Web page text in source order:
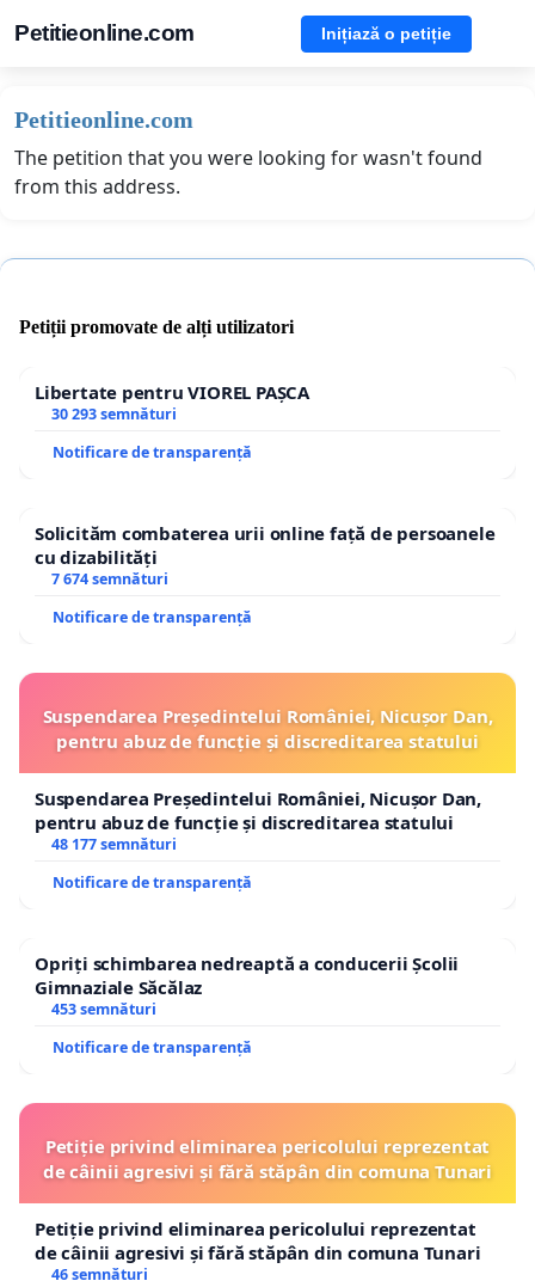
Petitieonline.com Inițiază o petiție
Petitieonline.com
The petition that you were looking for wasn't found
from this address.
Petiții promovate de alți utilizatori
Libertate pentru VIOREL PAȘCA
30 293 semnături
Notificare de transparență
Solicităm combaterea urii online față de persoanele
cu dizabilități
7 674 semnături
Notificare de transparență
Suspendarea Președintelui României, Nicușor Dan,
pentru abuz de funcție și discreditarea statului
Suspendarea Președintelui României, Nicușor Dan,
pentru abuz de funcție și discreditarea statului
48 177 semnături
Notificare de transparență
Opriți schimbarea nedreaptă a conducerii Școlii
Gimnaziale Săcălaz
453 semnături
Notificare de transparență
Petiție privind eliminarea pericolului reprezentat
de câinii agresivi și fără stăpân din comuna Tunari
Petiție privind eliminarea pericolului reprezentat
de câinii agresivi și fără stăpân din comuna Tunari
46 semnături